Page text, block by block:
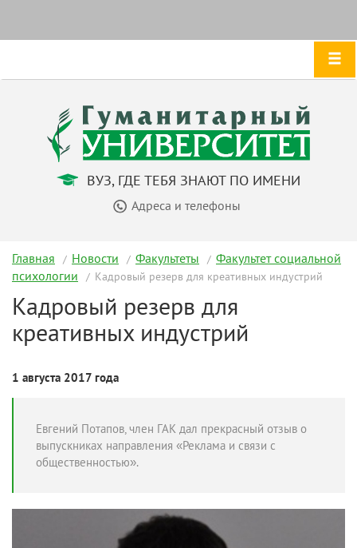
ВУЗ, ГДЕ ТЕБЯ ЗНАЮТ ПО ИМЕНИ
Адреса и телефоны
Главная Новости Факультеты
Факультет социальной
психологии
Кадровый резерв для креативных индустрий
Кадровый резерв для
креативных индустрий
1 августа 2017 года
Евгений Потапов, член ГАК дал прекрасный отзыв о
выпускниках направления «Реклама и связи с
общественностью».